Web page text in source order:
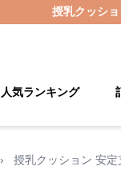
授乳クッショ
人気ランキング
› 授乳クッション 安